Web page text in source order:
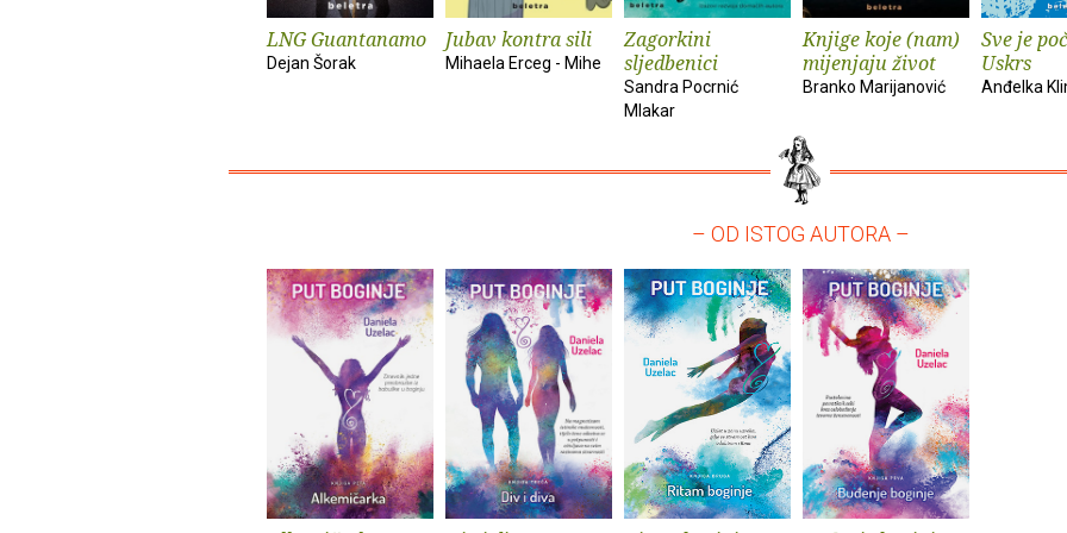
LNG Guantanamo
Dejan Šorak
Jubav kontra sili
Mihaela Erceg - Mihe
Zagorkini
sljedbenici
Sandra Pocrnić
Mlakar
Knjige koje (nam)
mijenjaju život
Branko Marijanović
Sve je
Uskrs
Anđelka
– OD ISTOG AUTORA –